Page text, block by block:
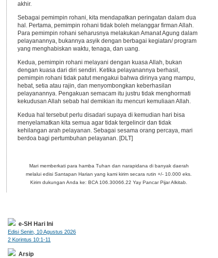
akhir.
Sebagai pemimpin rohani, kita mendapatkan peringatan dalam dua
hal. Pertama, pemimpin rohani tidak boleh melanggar firman Allah.
Para pemimpin rohani seharusnya melakukan Amanat Agung dalam
pelayanannya, bukannya asyik dengan berbagai kegiatan/ program
yang menghabiskan waktu, tenaga, dan uang.
Kedua, pemimpin rohani melayani dengan kuasa Allah, bukan
dengan kuasa dari diri sendiri. Ketika pelayanannya berhasil,
pemimpin rohani tidak patut mengakui bahwa dirinya yang mampu,
hebat, setia atau rajin, dan menyombongkan keberhasilan
pelayanannya. Pengakuan semacam itu justru tidak menghormati
kekudusan Allah sebab hal demikian itu mencuri kemuliaan Allah.
Kedua hal tersebut perlu disadari supaya di kemudian hari bisa
menyelamatkan kita semua agar tidak tergelincir dan tidak
kehilangan arah pelayanan. Sebagai sesama orang percaya, mari
berdoa bagi pertumbuhan pelayanan. [DLT]
Mari memberkati para hamba Tuhan dan narapidana di banyak daerah
melalui edisi Santapan Harian yang kami kirim secara rutin +/- 10.000 eks.
Kirim dukungan Anda ke: BCA 106.30066.22 Yay Pancar Pijar Alkitab.
e-SH Hari Ini
Edisi Senin, 10 Agustus 2026
2 Korintus 10:1-11
Arsip